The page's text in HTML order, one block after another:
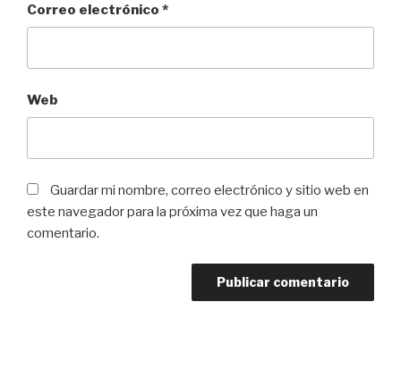
Correo electrónico *
Web
Guardar mi nombre, correo electrónico y sitio web en
este navegador para la próxima vez que haga un
comentario.